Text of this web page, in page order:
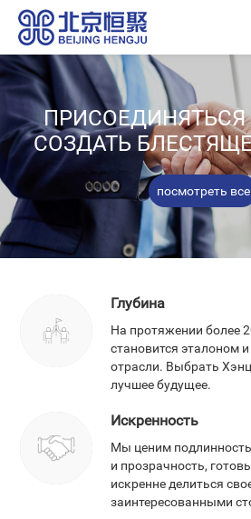
ПРИСОЕДИНЯТЬСЯ
СОЗДАТЬ
посмотреть все
Глубина
На протяжении более
становится эталоном
отрасли. Выбрать
лучшее будущее.
Искренность
Мы ценим
и прозрачность,
искренне делиться
заинтересованными